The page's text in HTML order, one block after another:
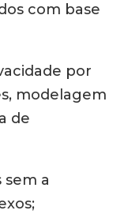
com base
por
modelagem
de
a